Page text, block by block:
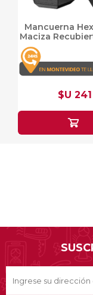
Mancuerna
Maciza
$U 241